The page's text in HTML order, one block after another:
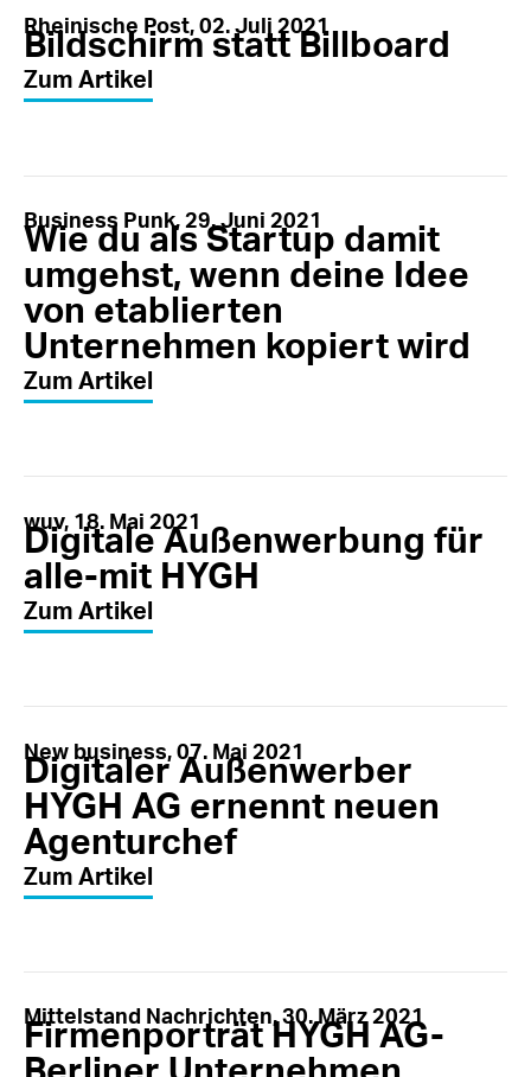
Rheinische Post, 02. Juli 2021
Bildschirm statt Billboard
Zum Artikel
Business Punk, 29. Juni 2021
Wie du als Startup damit
umgehst, wenn deine Idee
von etablierten
Unternehmen kopiert wird
Zum Artikel
wuv, 18. Mai 2021
Digitale Außenwerbung für
alle-mit HYGH
Zum Artikel
New business, 07. Mai 2021
Digitaler Außenwerber
HYGH AG ernennt neuen
Agenturchef
Zum Artikel
Mittelstand Nachrichten, 30. März 2021
Firmenporträt HYGH AG-